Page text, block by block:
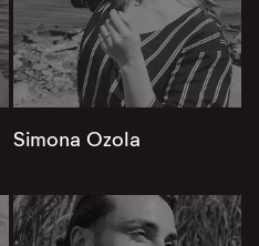
Simona Ozola